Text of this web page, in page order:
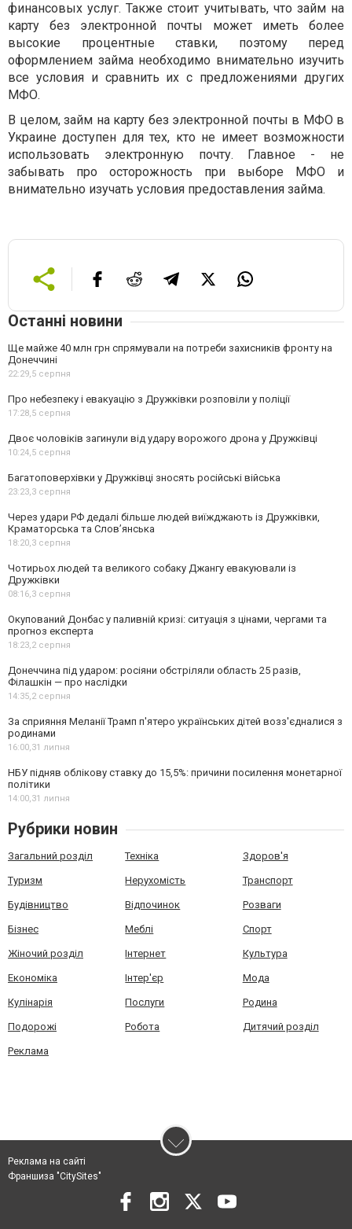
финансовых услуг. Также стоит учитывать, что займ на
карту без электронной почты может иметь более
высокие процентные ставки, поэтому перед
оформлением займа необходимо внимательно изучить
все условия и сравнить их с предложениями других
МФО.
В целом, займ на карту без электронной почты в МФО в
Украине доступен для тех, кто не имеет возможности
использовать электронную почту. Главное - не
забывать про осторожность при выборе МФО и
внимательно изучать условия предоставления займа.
Останні новини
Ще майже 40 млн грн спрямували на потреби захисників фронту на
Донеччині
22:29,5 серпня
Про небезпеку і евакуацію з Дружківки розповіли у поліції
17:28,5 серпня
Двоє чоловіків загинули від удару ворожого дрона у Дружківці
10:24,5 серпня
Багатоповерхівки у Дружківці зносять російські війська
23:23,3 серпня
Через удари РФ дедалі більше людей виїжджають із Дружківки,
Краматорська та Слов’янська
18:20,3 серпня
Чотирьох людей та великого собаку Джангу евакуювали із
Дружківки
08:16,3 серпня
Окупований Донбас у паливній кризі: ситуація з цінами, чергами та
прогноз експерта
18:23,2 серпня
Донеччина під ударом: росіяни обстріляли область 25 разів,
Філашкін — про наслідки
14:35,2 серпня
За сприяння Меланії Трамп п'ятеро українських дітей возз'єдналися з
родинами
16:00,31 липня
НБУ підняв облікову ставку до 15,5%: причини посилення монетарної
політики
14:00,31 липня
Рубрики новин
Загальний розділ Техніка Здоров'я
Туризм Нерухомість Транспорт
Будівництво Відпочинок Розваги
Бізнес Меблі Спорт
Жіночий розділ Інтернет Культура
Економіка Інтер'єр Мода
Кулінарія Послуги Родина
Подорожі Робота Дитячий розділ
Реклама
Реклама на сайті
Франшиза "CitySites"